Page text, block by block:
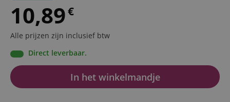
10,89€
Alle prijzen zijn inclusief btw
Direct leverbaar.
In het winkelmandje